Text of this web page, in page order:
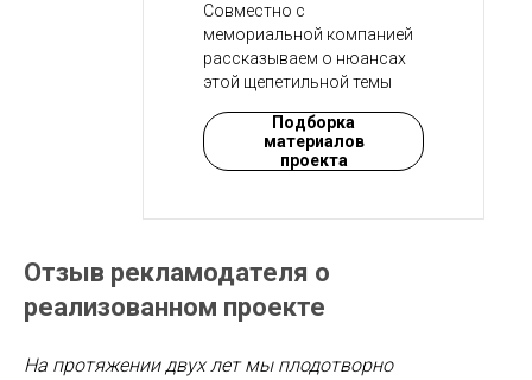
Совместно с
мемориальной компанией
рассказываем о нюансах
этой щепетильной темы
Подборка
материалов
проекта
Отзыв рекламодателя о
реализованном проекте
На протяжении двух лет мы плодотворно